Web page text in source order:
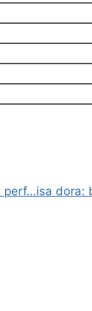
perf…isa dora: